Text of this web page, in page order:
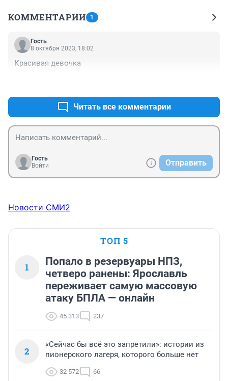
КОММЕНТАРИИ 1
Гость
8 октября 2023, 18:02
Красивая девочка
Читать все комментарии
Гость
Войти
Отправить
Новости СМИ2
ТОП 5
1
Попало в резервуары НПЗ,
четверо ранены: Ярославль
переживает самую массовую
атаку БПЛА — онлайн
45 313 237
2
«Сейчас бы всё это запретили»: истории из
пионерского лагеря, которого больше нет
32 572 66